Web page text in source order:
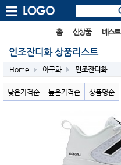
홈 신상품 베스트
인조잔디화 상품리스트
Home 야구화 인조잔디화
낮은가격순 높은가격순 상품명순